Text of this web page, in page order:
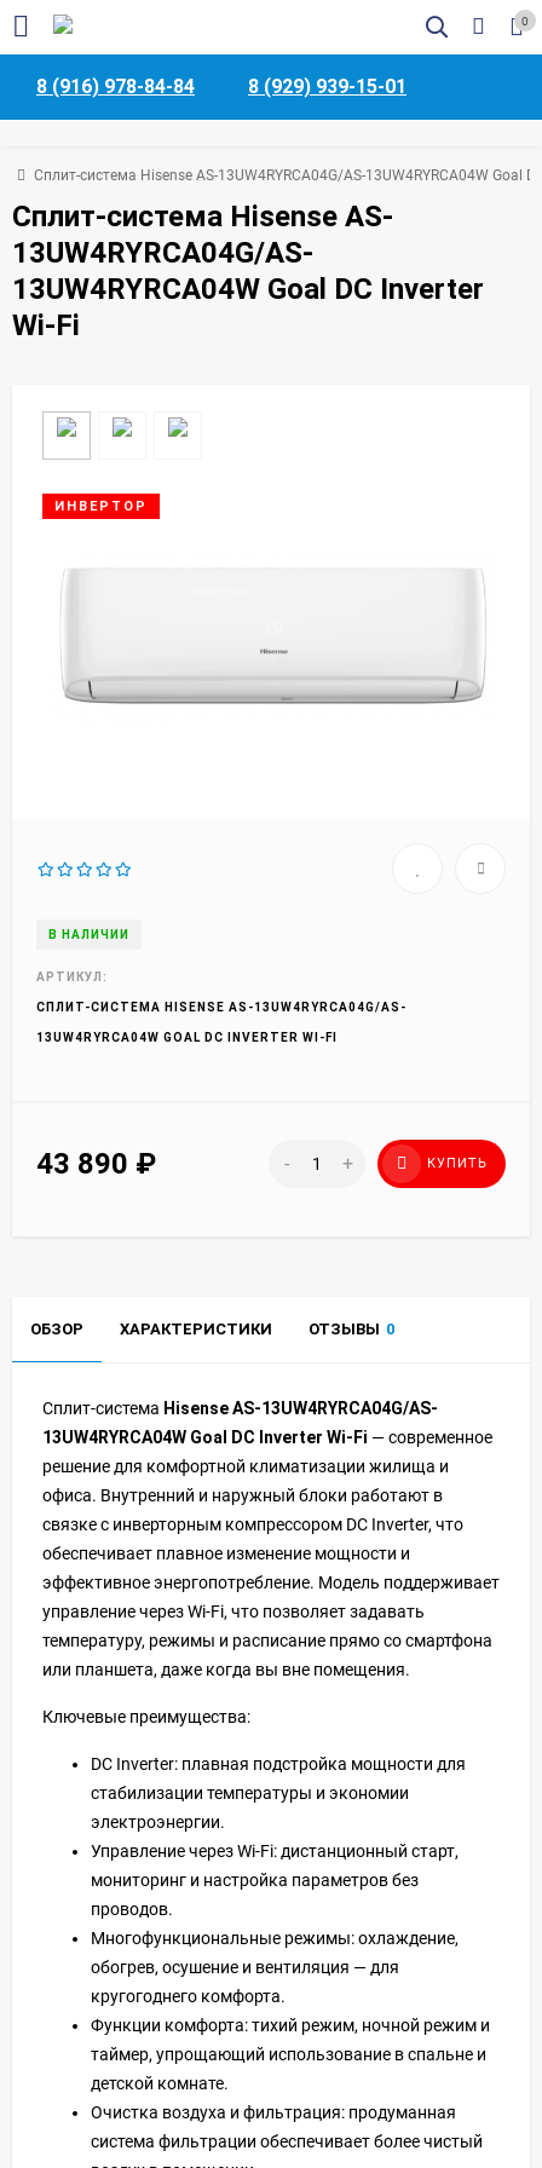
0
8 (916) 978-84-84 8 (929) 939-15-01
Сплит-система Hisense AS-13UW4RYRCA04G/AS-13UW4RYRCA04W Goal
Сплит-система Hisense AS-
13UW4RYRCA04G/AS-
13UW4RYRCA04W Goal DC Inverter
Wi-Fi
ИНВЕРТОР
В НАЛИЧИИ
АРТИКУЛ:
СПЛИТ-СИСТЕМА HISENSE AS-13UW4RYRCA04G/AS-
13UW4RYRCA04W GOAL DC INVERTER WI-FI
43 890 ₽ - + КУПИТЬ
ОБЗОР ХАРАКТЕРИСТИКИ ОТЗЫВЫ 0
Сплит-система Hisense AS-13UW4RYRCA04G/AS-
13UW4RYRCA04W Goal DC Inverter Wi-Fi — современное
решение для комфортной климатизации жилища и
офиса. Внутренний и наружный блоки работают в
связке с инверторным компрессором DC Inverter, что
обеспечивает плавное изменение мощности и
эффективное энергопотребление. Модель поддерживает
управление через Wi‑Fi, что позволяет задавать
температуру, режимы и расписание прямо со смартфона
или планшета, даже когда вы вне помещения.
Ключевые преимущества:
DC Inverter: плавная подстройка мощности для
стабилизации температуры и экономии
электроэнергии.
Управление через Wi‑Fi: дистанционный старт,
мониторинг и настройка параметров без
проводов.
Многофункциональные режимы: охлаждение,
обогрев, осушение и вентиляция — для
кругогоднего комфорта.
Функции комфорта: тихий режим, ночной режим и
таймер, упрощающий использование в спальне и
детской комнате.
Очистка воздуха и фильтрация: продуманная
система фильтрации обеспечивает более чистый